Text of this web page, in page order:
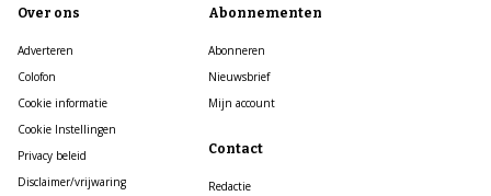
Over ons
Adverteren
Colofon
Cookie informatie
Cookie Instellingen
Privacy beleid
Disclaimer/vrijwaring
Abonnementen
Abonneren
Nieuwsbrief
Mijn account
Contact
Redactie